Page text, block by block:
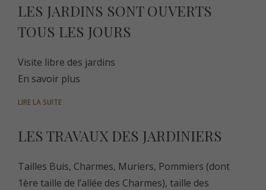
LES JARDINS SONT OUVERTS
TOUS LES JOURS
Visite libre des jardins
En savoir plus
LIRE LA SUITE
LES TRAVAUX DES JARDINIERS
Tailles Buis, Charmes, Muriers, Pommiers (dont
1ère taille de l’allée des Charmes), taille des